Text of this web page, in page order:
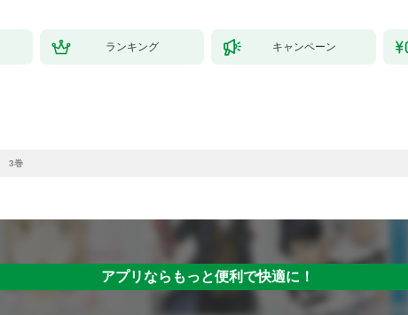
ランキング キャンペーン
3巻
アプリならもっと便利で快適に！